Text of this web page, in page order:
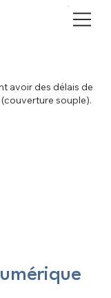
avoir des délais de
souple).